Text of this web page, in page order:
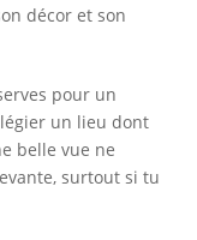
décor et son
pour un
un lieu dont
belle vue ne
surtout si tu